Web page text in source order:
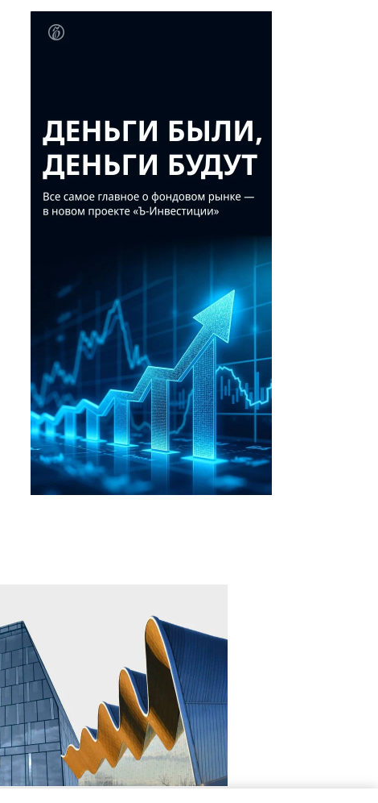
Дмитрий
Вавринчук
Фото:
Департамент
дорожного
хозяйства
транспорта